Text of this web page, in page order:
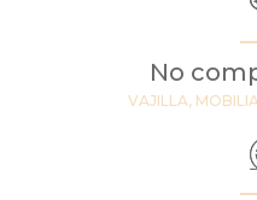
No
VAJILLA,